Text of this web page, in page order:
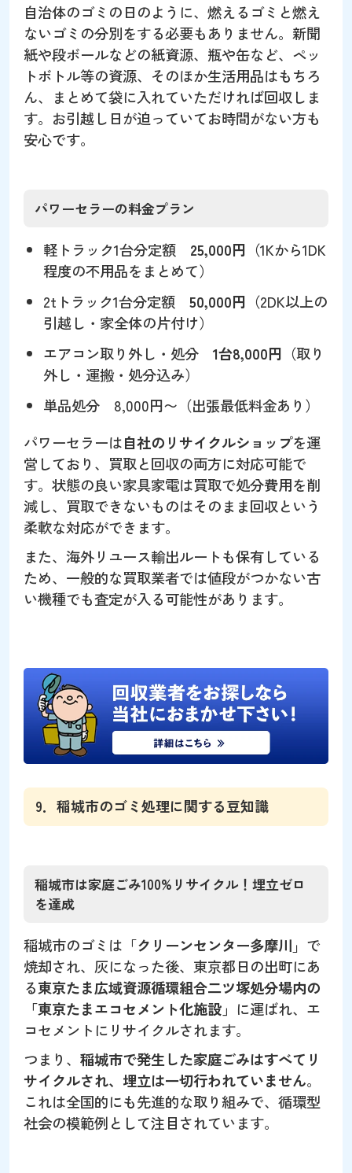
自治体のゴミの日のように、燃えるゴミと燃え
ないゴミの分別をする必要もありません。新聞
紙や段ボールなどの紙資源、瓶や缶など、ペッ
トボトル等の資源、そのほか生活用品はもちろ
ん、まとめて袋に入れていただければ回収しま
す。お引越し日が迫っていてお時間がない方も
安心です。
パワーセラーの料金プラン
軽トラック1台分定額 25,000円 （1Kから1DK
程度の不用品をまとめて）
2tトラック1台分定額 50,000円 （2DK以上の
引越し・家全体の片付け）
エアコン取り外し・処分 1台8,000円 （取り
外し・運搬・処分込み）
単品処分 8,000円〜（出張最低料金あり）
パワーセラーは自社のリサイクルショップを運
営しており、買取と回収の両方に対応可能で
す。状態の良い家具家電は買取で処分費用を削
減し、買取できないものはそのまま回収という
柔軟な対応ができます。
また、海外リユース輸出ルートも保有している
ため、一般的な買取業者では値段がつかない古
い機種でも査定が入る可能性があります。
9．稲城市のゴミ処理に関する豆知識
稲城市は家庭ごみ100%リサイクル！埋立ゼロ
を達成
稲城市のゴミは「クリーンセンター多摩川 」で
焼却され、灰になった後、東京都日の出町にあ
る東京たま広域資源循環組合二ツ塚処分場内の
「東京たまエコセメント化施設」 に運ばれ、エ
コセメントにリサイクルされます。
つまり、 稲城市で発生した家庭ごみはすべてリ
サイクルされ、埋立は一切行われていません。
これは全国的にも先進的な取り組みで、循環型
社会の模範例として注目されています。